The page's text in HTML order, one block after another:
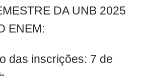
DA UNB 2025
ENEM:
das inscrições: 7 de